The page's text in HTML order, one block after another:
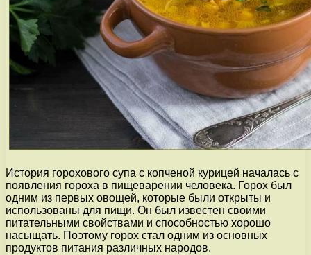
История горохового супа с копченой курицей началась с
появления гороха в пищеварении человека. Горох был
одним из первых овощей, которые были открыты и
использованы для пищи. Он был известен своими
питательными свойствами и способностью хорошо
насыщать. Поэтому горох стал одним из основных
продуктов питания различных народов.